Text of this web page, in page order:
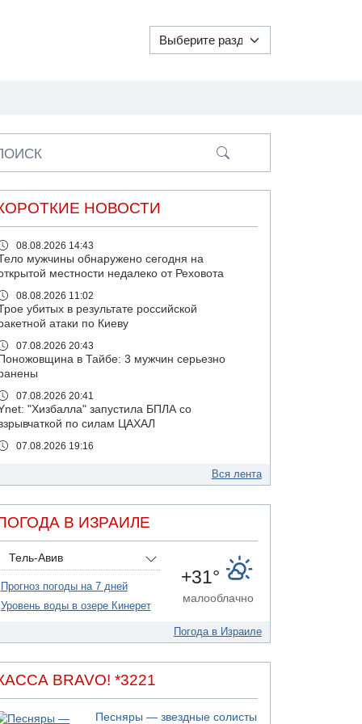
НОВОСТИ
08.08.2026 14:43
мужчины обнаружено сегодня на
местности недалеко от Реховота
08.08.2026 11:02
убитых в результате российской
атаки по Киеву
07.08.2026 20:43
Поножовщина в Тайбе: 3 мужчин серьезно
07.08.2026 20:41
"Хизбалла" запустила БПЛА со
по силам ЦАХАЛ
07.08.2026 19:16
Иерусалиме
Подозреваемый в домогательствах в хостеле
- Гильбоа Дахан
Обнародовано имя полицейского,
подозреваемого в коррупционных
07.08.2026 17:51
отказался заморозить лишение
льгот для уклонистов-харедим
Вся лента
В ИЗРАИЛЕ
Тель-Авив
Прогноз погоды на 7 дней
Уровень воды в озере Кинерет
+31°
малооблачно
Погода в Израиле
BRAVO! *3221
Песняры — звездные солисты